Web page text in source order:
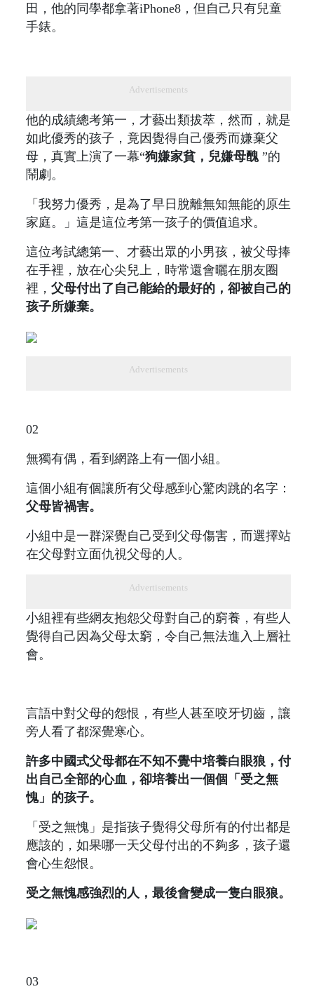
田，他的同學都拿著iPhone8，但自己只有兒童
手錶。
Advertisements
他的成績總考第一，才藝出類拔萃，然而，就是
如此優秀的孩子，竟因覺得自己優秀而嫌棄父
母，真實上演了一幕“狗嫌家貧，兒嫌母醜 ”的
鬧劇。
「我努力優秀，是為了早日脫離無知無能的原生
家庭。」這是這位考第一孩子的價值追求。
這位考試總第一、才藝出眾的小男孩，被父母捧
在手裡，放在心尖兒上，時常還會曬在朋友圈
裡， 父母付出了自己能給的最好的，卻被自己的
孩子所嫌棄。
Advertisements
02
無獨有偶，看到網路上有一個小組。
這個小組有個讓所有父母感到心驚肉跳的名字：
父母皆禍害。
小組中是一群深覺自己受到父母傷害，而選擇站
在父母對立面仇視父母的人。
Advertisements
小組裡有些網友抱怨父母對自己的窮養，有些人
覺得自己因為父母太窮，令自己無法進入上層社
會。
言語中對父母的怨恨，有些人甚至咬牙切齒，讓
旁人看了都深覺寒心。
許多中國式父母都在不知不覺中培養白眼狼，付
出自己全部的心血，卻培養出一個個「受之無
愧」的孩子。
「受之無愧」是指孩子覺得父母所有的付出都是
應該的，如果哪一天父母付出的不夠多，孩子還
會心生怨恨。
受之無愧感強烈的人，最後會變成一隻白眼狼。
03